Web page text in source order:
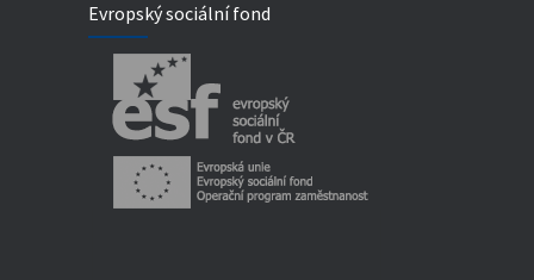
Evropský sociální fond